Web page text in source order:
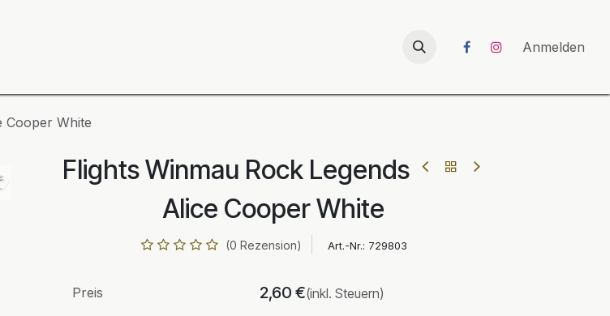
UNICORN-Launch 2026 Anmelden
Cooper White
Flights Winmau Rock Legends
Alice Cooper White
(0 Rezension) Art.-Nr.: 729803
Preis 2,60 €(inkl. Steuern)